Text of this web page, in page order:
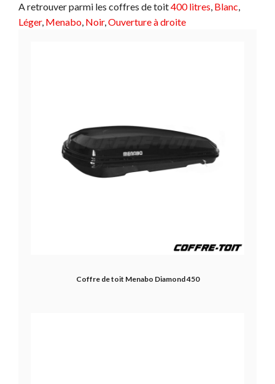
A retrouver parmi les coffres de toit400 litres, Blanc
Léger, Menabo, Noir, Ouverture à droite
Coffre de toit Menabo Diamond 450